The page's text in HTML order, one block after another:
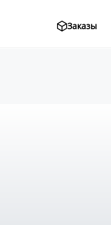
Заказы